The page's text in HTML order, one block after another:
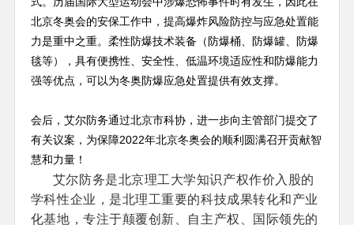
北京冬奥会的安保工作中，提高爆炸风险防控与应急处置能
力是重中之重。柔性防爆技术装备（防爆桶、防爆罐、防爆
毯等），具有便携性、安全性、低温环境适应性和防爆能力
强等优点，可以为冬奥防爆应急处置提供有效支撑。
会后，艾尔防务通过北京市科协，进一步向主管部门提交了
有关议案，为保障2022年北京冬奥会的顺利圆满召开贡献智
慧和力量！
艾尔防务是北京理工大学知识产权作价入股的
学科性企业，是北理工重要的科技成果转化和产业
化基地，专注于颠覆创新、自主产权、国际领先的